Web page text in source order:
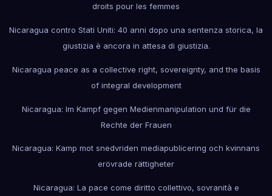
droits pour les femmes
Nicaragua contro Stati Uniti: 40 anni dopo una sentenza storica, la
giustizia è ancora in attesa di giustizia.
Nicaragua peace as a collective right, sovereignty, and the basis
of integral development
Nicaragua: Im Kampf gegen Medienmanipulation und für die
Rechte der Frauen
Nicaragua: Kamp mot snedvriden mediapublicering och kvinnans
erövrade rättigheter
Nicaragua: La pace come diritto collettivo, sovranità e